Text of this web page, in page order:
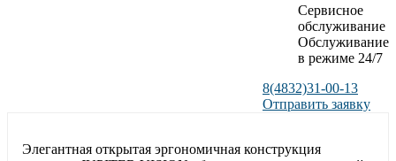
Сервисное
обслуживание
Обслуживание
в режиме 24/7
8(4832)31-00-13
Отправить заявку
Элегантная открытая эргономичная конструкция